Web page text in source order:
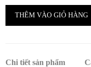
B3
Cà
chất
THÊM VÀO GIỎ HÀNG
Chi tiết sản phẩm